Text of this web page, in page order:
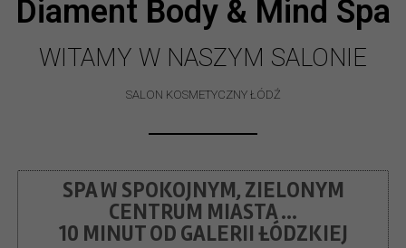
Diament Body & Mind Spa
WITAMY W NASZYM SALONIE
SALON KOSMETYCZNY ŁÓDŹ
SPA W SPOKOJNYM, ZIELONYM
CENTRUM MIASTA ...
10 MINUT OD GALERII ŁÓDZKIEJ